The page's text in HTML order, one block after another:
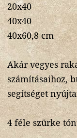
20x40
40x40
40x60,8 cm
Akár vegyes
számításaihoz,
segítséget
4 féle szürke